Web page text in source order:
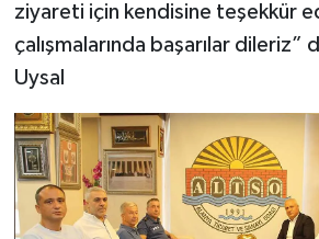
ziyareti için kendisine teşekkür
çalışmalarında başarılar dileriz”
Uysal